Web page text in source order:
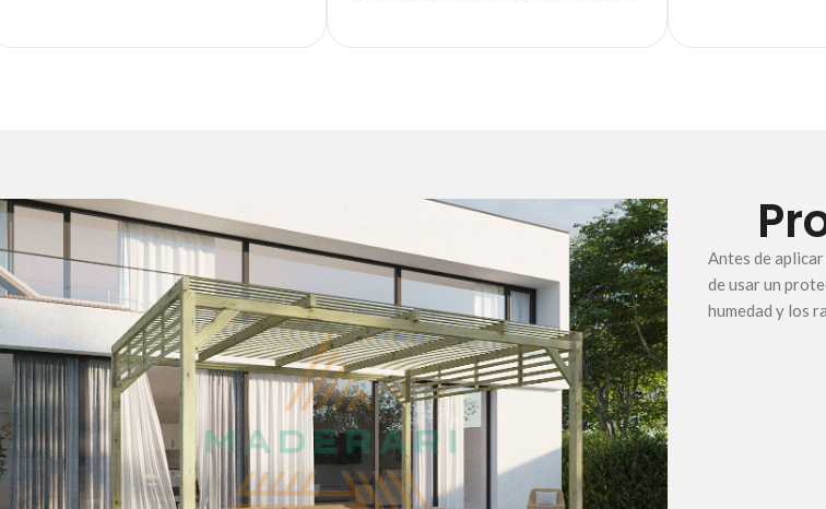
Antes de
de usar un
humedad y los